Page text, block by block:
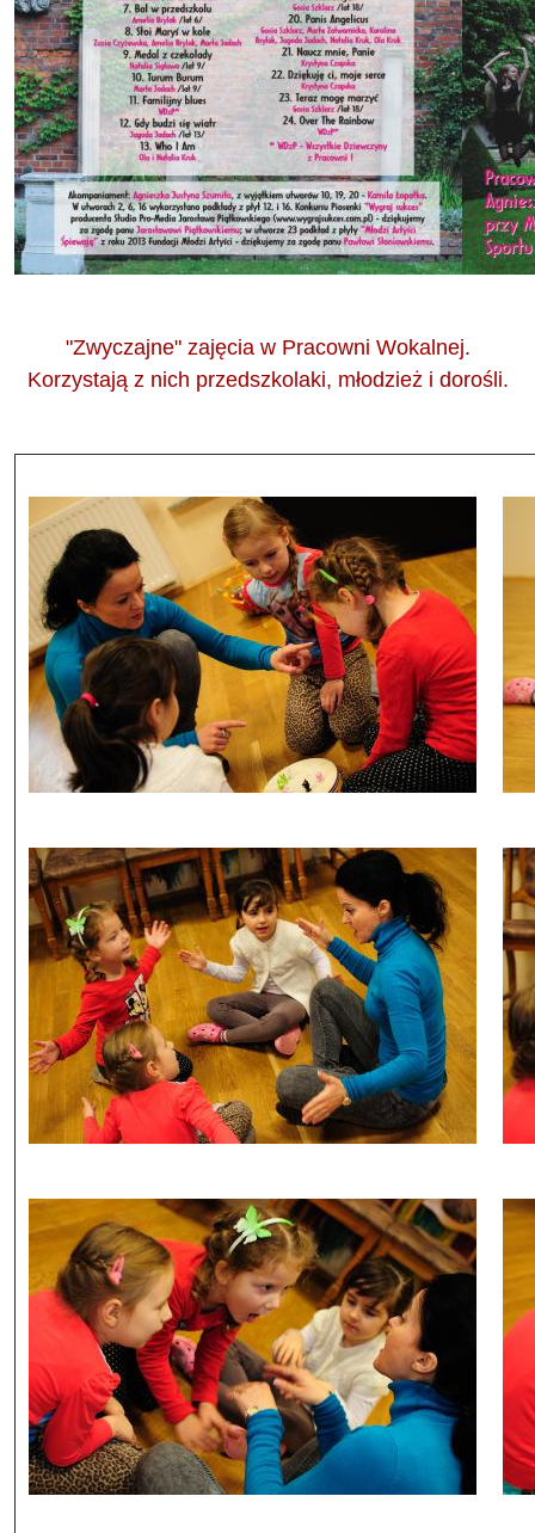
"Zwyczajne" zajęcia w Pracowni Wokalnej.
Korzystają z nich przedszkolaki, młodzież i dorośli.